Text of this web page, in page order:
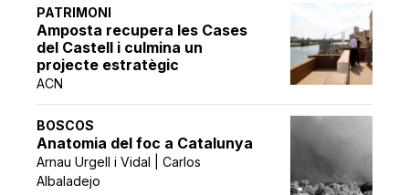
PATRIMONI
Amposta recupera les Cases
del Castell i culmina un
projecte estratègic
ACN
BOSCOS
Anatomia del foc a Catalunya
Arnau Urgell i Vidal | Carlos
Albaladejo